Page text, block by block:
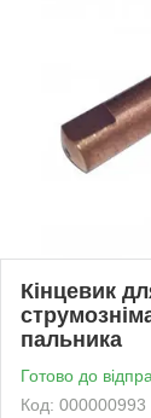
Кінцевик
пальника
Готово до
Код: 000000993